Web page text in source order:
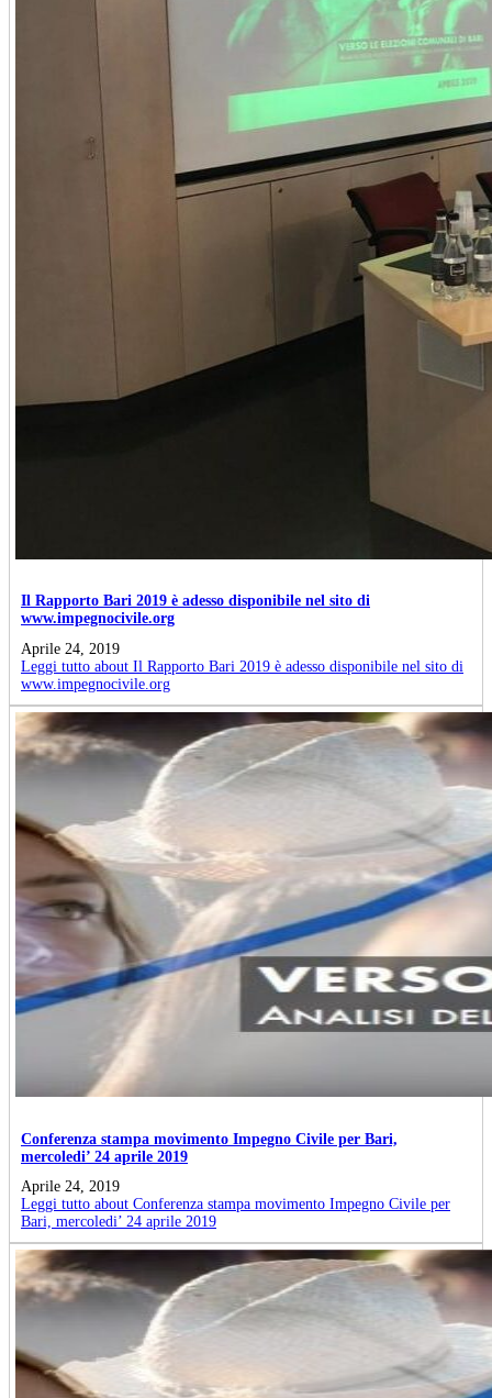
Il Rapporto Bari 2019 è adesso disponibile nel sito di
www.impegnocivile.org
Aprile 24, 2019
Leggi tutto about Il Rapporto Bari 2019 è adesso disponibile nel sito di
www.impegnocivile.org
Conferenza stampa movimento Impegno Civile per Bari,
mercoledi’ 24 aprile 2019
Aprile 24, 2019
Leggi tutto about Conferenza stampa movimento Impegno Civile per
Bari, mercoledi’ 24 aprile 2019